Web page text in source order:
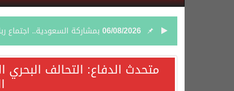
06/08/2026 بمشاركة السعودية.. اجتماع
05/08/2026وزير الخارجية السعودي:
متحدث الدفاع: التحالف